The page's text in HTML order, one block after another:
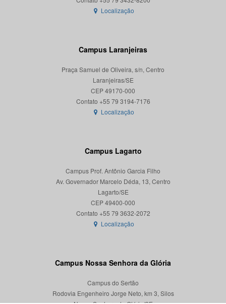
Localização
Campus Laranjeiras
Praça Samuel de Oliveira, s/n, Centro
Laranjeiras/SE
CEP 49170-000
Localização
Campus Lagarto
Campus Prof. Antônio Garcia Filho
Av. Governador Marcelo Déda, 13, Centro
Lagarto/SE
CEP 49400-000
Localização
Campus Nossa Senhora da Glória
Campus do Sertão
Rodovia Engenheiro Jorge Neto, km 3, Silos